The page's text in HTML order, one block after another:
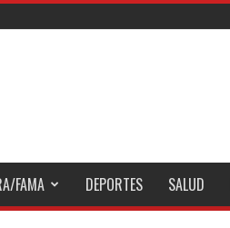
FAMA DEPORTES SALUD